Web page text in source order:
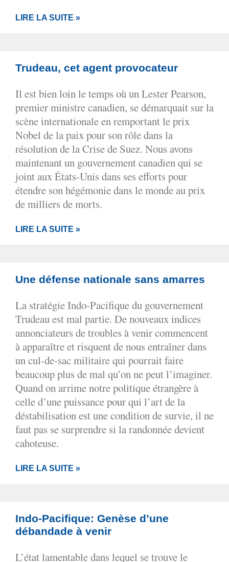
LIRE LA SUITE »
Trudeau, cet agent provocateur
Il est bien loin le temps où un Lester Pearson,
premier ministre canadien, se démarquait sur la
scène internationale en remportant le prix
Nobel de la paix pour son rôle dans la
résolution de la Crise de Suez. Nous avons
maintenant un gouvernement canadien qui se
joint aux États-Unis dans ses efforts pour
étendre son hégémonie dans le monde au prix
de milliers de morts.
LIRE LA SUITE »
Une défense nationale sans amarres
La stratégie Indo-Pacifique du gouvernement
Trudeau est mal partie. De nouveaux indices
annonciateurs de troubles à venir commencent
à apparaître et risquent de nous entraîner dans
un cul-de-sac militaire qui pourrait faire
beaucoup plus de mal qu’on ne peut l’imaginer.
Quand on arrime notre politique étrangère à
celle d’une puissance pour qui l’art de la
déstabilisation est une condition de survie, il ne
faut pas se surprendre si la randonnée devient
cahoteuse.
LIRE LA SUITE »
Indo-Pacifique: Genèse d’une
débandade à venir
L’état lamentable dans lequel se trouve le